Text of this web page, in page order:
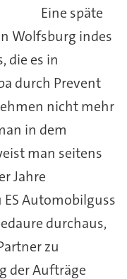
Eine späte
Wolfsburg indes
die es in
durch Prevent
nicht mehr
in dem
man seitens
Jahre
Automobilguss
durchaus,
zu
der Aufträge